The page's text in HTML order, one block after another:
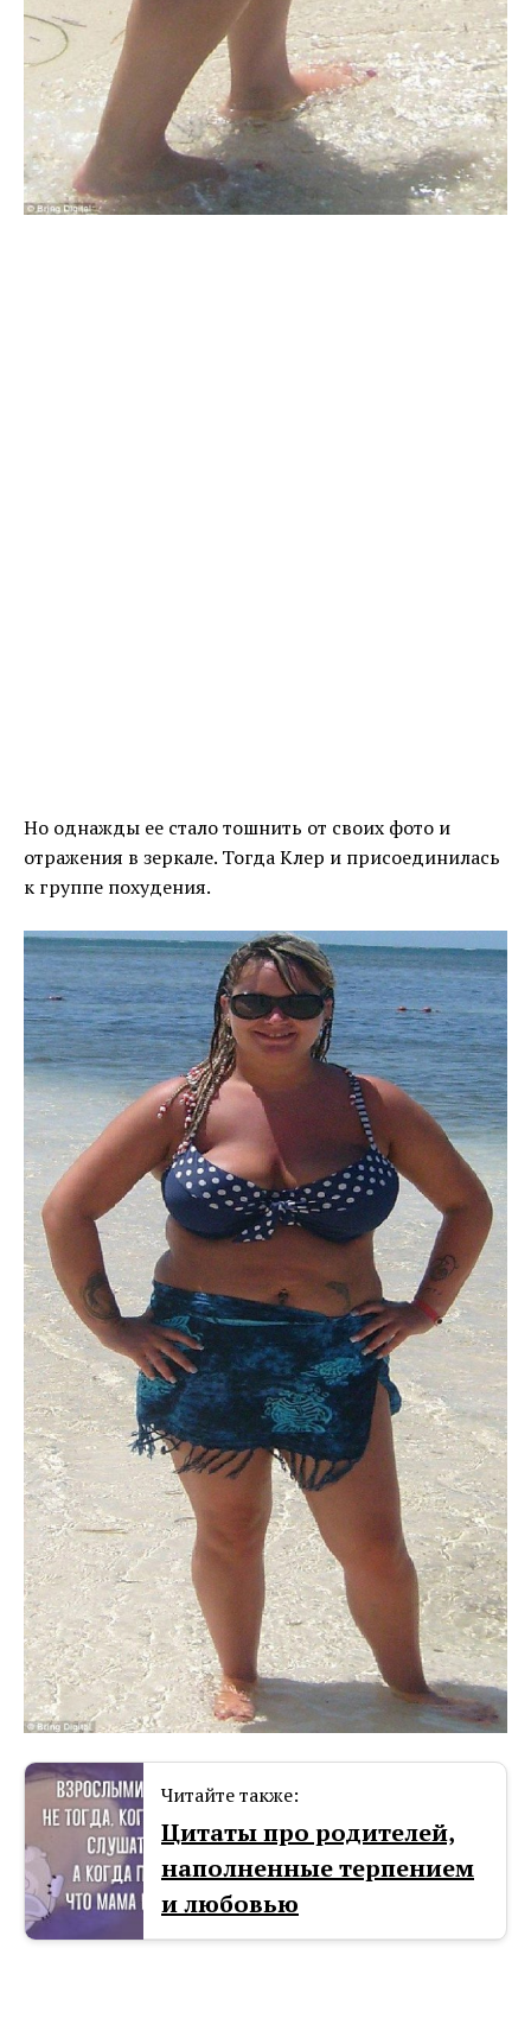
Но однажды ее стало тошнить от своих фото и
отражения в зеркале. Тогда Клер и присоединилась
к группе похудения.
Читайте также:
Цитаты про родителей,
наполненные терпением
и любовью